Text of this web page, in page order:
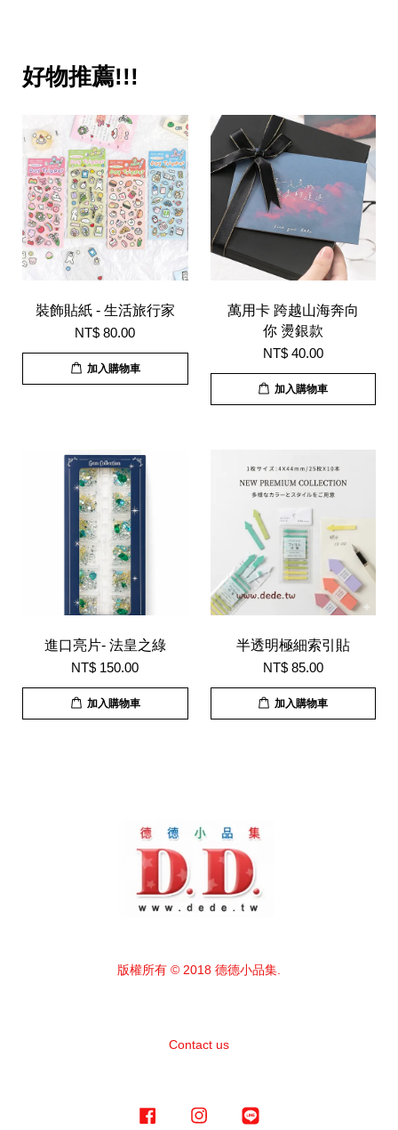
好物推薦!!!
裝飾貼紙 - 生活旅行家
NT$ 80.00
加入購物車
萬用卡 跨越山海奔向
你 燙銀款
NT$ 40.00
加入購物車
進口亮片- 法皇之綠
NT$ 150.00
加入購物車
半透明極細索引貼
NT$ 85.00
加入購物車
版權所有 © 2018 德德小品集.
Contact us
Facebook Instagram